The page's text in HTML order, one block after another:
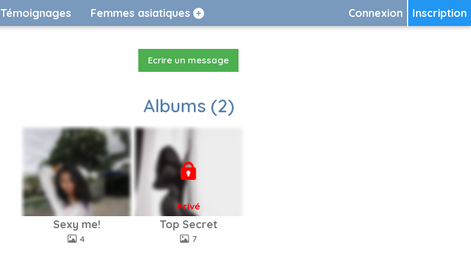
Inscription
Connexion
Témoignages Femmes asiatiques
Ecrire un message
Albums (2)
Sexy me!
4
Privé
Top Secret
7